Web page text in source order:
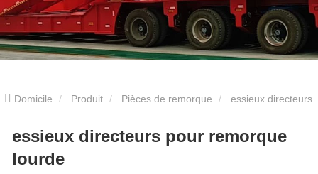
Domicile Produit Pièces de remorque
pour remorque lourde
essieux directeurs pour remorque
lourde